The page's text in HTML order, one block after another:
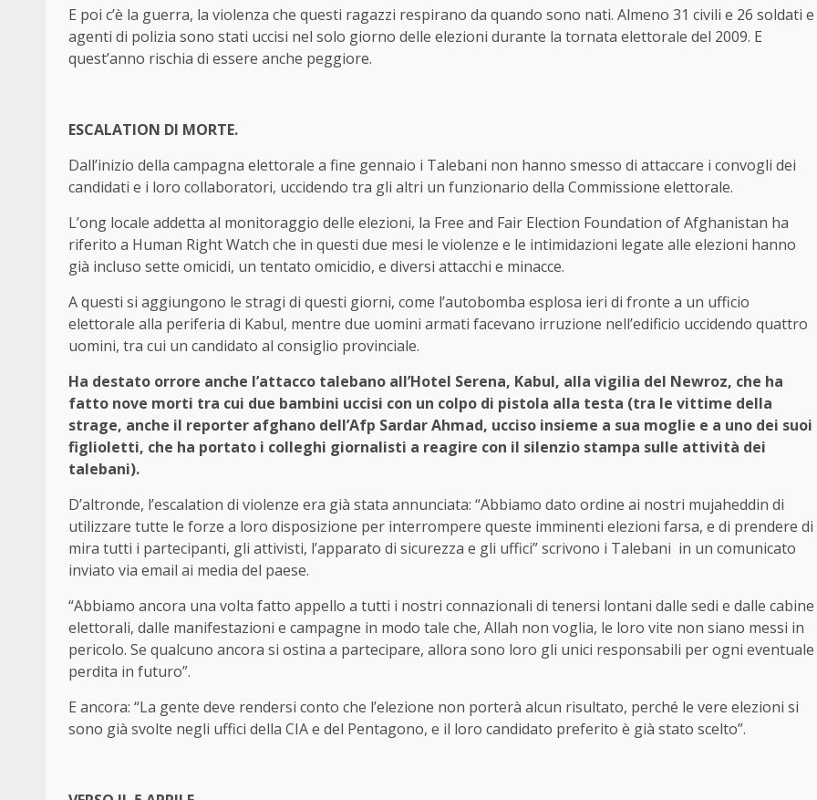
E poi c’è la guerra, la violenza che questi ragazzi respirano da quando sono nati. Almeno 31 civili e 26 soldati e
agenti di polizia sono stati uccisi nel solo giorno delle elezioni durante la tornata elettorale del 2009. E
quest’anno rischia di essere anche peggiore.
ESCALATION DI MORTE.
Dall’inizio della campagna elettorale a fine gennaio i Talebani non hanno smesso di attaccare i convogli dei
candidati e i loro collaboratori, uccidendo tra gli altri un funzionario della Commissione elettorale.
L’ong locale addetta al monitoraggio delle elezioni, la Free and Fair Election Foundation of Afghanistan ha
riferito a Human Right Watch che in questi due mesi le violenze e le intimidazioni legate alle elezioni hanno
già incluso sette omicidi, un tentato omicidio, e diversi attacchi e minacce.
A questi si aggiungono le stragi di questi giorni, come l’autobomba esplosa ieri di fronte a un ufficio
elettorale alla periferia di Kabul, mentre due uomini armati facevano irruzione nell’edificio uccidendo quattro
uomini, tra cui un candidato al consiglio provinciale.
Ha destato orrore anche l’attacco talebano all’Hotel Serena, Kabul, alla vigilia del Newroz, che ha
fatto nove morti tra cui due bambini uccisi con un colpo di pistola alla testa (tra le vittime della
strage, anche il reporter afghano dell’Afp Sardar Ahmad, ucciso insieme a sua moglie e a uno dei suoi
figlioletti, che ha portato i colleghi giornalisti a reagire con il silenzio stampa sulle attività dei
talebani).
D’altronde, l’escalation di violenze era già stata annunciata: “Abbiamo dato ordine ai nostri mujaheddin di
utilizzare tutte le forze a loro disposizione per interrompere queste imminenti elezioni farsa, e di prendere di
mira tutti i partecipanti, gli attivisti, l’apparato di sicurezza e gli uffici” scrivono i Talebani in un comunicato
inviato via email ai media del paese.
“Abbiamo ancora una volta fatto appello a tutti i nostri connazionali di tenersi lontani dalle sedi e dalle cabine
elettorali, dalle manifestazioni e campagne in modo tale che, Allah non voglia, le loro vite non siano messi in
pericolo. Se qualcuno ancora si ostina a partecipare, allora sono loro gli unici responsabili per ogni eventuale
perdita in futuro”.
E ancora: “La gente deve rendersi conto che l’elezione non porterà alcun risultato, perché le vere elezioni si
sono già svolte negli uffici della CIA e del Pentagono, e il loro candidato preferito è già stato scelto”.